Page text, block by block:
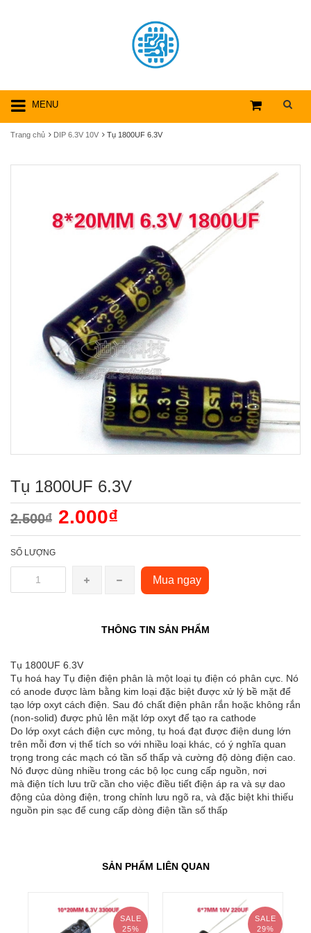
MENU
Trang chủ DIP 6.3V 10V Tụ 1800UF 6.3V
Tụ 1800UF 6.3V
2.500₫ 2.000₫
SỐ LƯỢNG
Mua ngay
THÔNG TIN SẢN PHẨM
Tụ 1800UF 6.3V
Tụ hoá hay Tụ điện điện phân là một loại tụ điện có phân cực. Nó
có anode được làm bằng kim loại đặc biệt được xử lý bề mặt để
tạo lớp oxyt cách điện. Sau đó chất điện phân rắn hoặc không rắn
(non-solid) được phủ lên mặt lớp oxyt để tạo ra cathode
Do lớp oxyt cách điện cực mỏng, tụ hoá đạt được điện dung lớn
trên mỗi đơn vị thể tích so với nhiều loại khác, có ý nghĩa quan
trọng trong các mạch có tần số thấp và cường độ dòng điện cao.
Nó được dùng nhiều trong các bộ lọc cung cấp nguồn, nơi
mà điện tích lưu trữ cần cho việc điều tiết điện áp ra và sự dao
động của dòng điện, trong chỉnh lưu ngõ ra, và đặc biệt khi thiếu
nguồn pin sạc để cung cấp dòng điện tần số thấp
SẢN PHẨM LIÊN QUAN
SALE
25%
SALE
29%